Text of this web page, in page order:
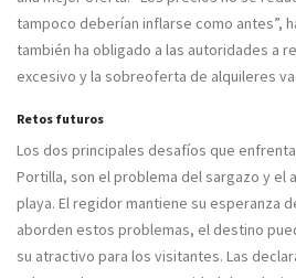
tampoco deberían inflarse como antes”,
también ha obligado a las autoridades a
excesivo y la sobreoferta de alquileres
Retos futuros
Los dos principales desafíos que
Portilla, son el problema del sargazo y el
playa. El regidor mantiene su esperanza
aborden estos problemas, el destino
su atractivo para los visitantes. Las